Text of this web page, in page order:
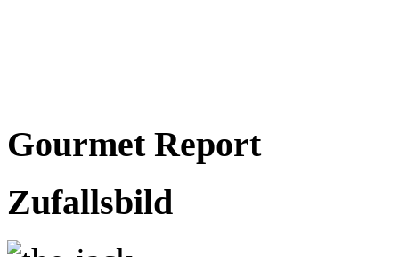
Gourmet Report
Zufallsbild